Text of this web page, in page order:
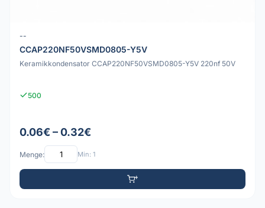
--
CCAP220NF50VSMD0805-Y5V
Keramikkondensator CCAP220NF50VSMD0805-Y5V 220nf 50V
500
0.06€ – 0.32€
Menge: Min: 1